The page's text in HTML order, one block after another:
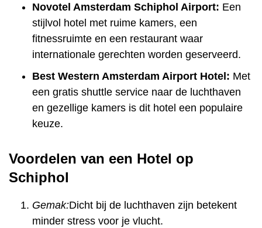
Novotel Amsterdam Schiphol Airport: Een
stijlvol hotel met ruime kamers, een
fitnessruimte en een restaurant waar
internationale gerechten worden geserveerd.
Best Western Amsterdam Airport Hotel: Met
een gratis shuttle service naar de luchthaven
en gezellige kamers is dit hotel een populaire
keuze.
Voordelen van een Hotel op
Schiphol
Gemak:Dicht bij de luchthaven zijn betekent
minder stress voor je vlucht.